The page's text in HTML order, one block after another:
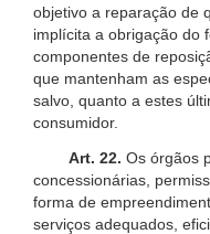
objetivo a reparação de
implícita a obrigação do
componentes de
que mantenham as
salvo, quanto a estes
consumidor.
Art. 22. Os órgãos
concessionárias,
forma de
serviços adequados,